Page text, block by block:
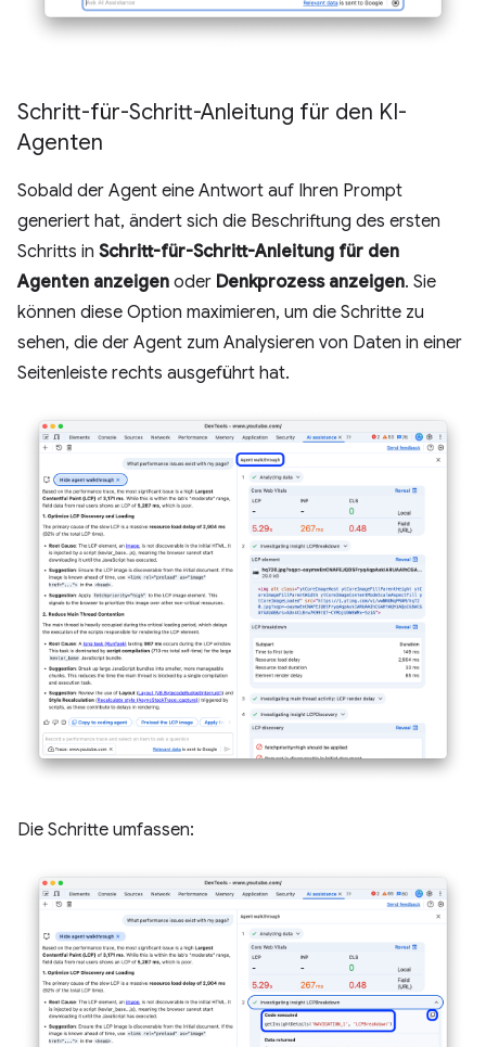
Schritt-für-Schritt-Anleitung für den KI-
Agenten
Sobald der Agent eine Antwort auf Ihren Prompt
generiert hat, ändert sich die Beschriftung des ersten
Schritts in Schritt-für-Schritt-Anleitung für den
Agenten anzeigen oder Denkprozess anzeigen. Sie
können diese Option maximieren, um die Schritte zu
sehen, die der Agent zum Analysieren von Daten in einer
Seitenleiste rechts ausgeführt hat.
Die Schritte umfassen: